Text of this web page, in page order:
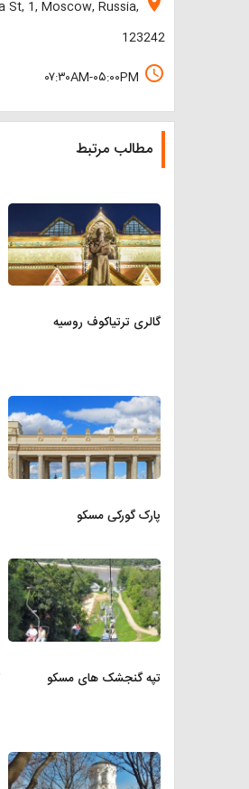
St, 1, Moscow, Russia,
123242
access_time ۰۷:۳۰AM-۰۵:۰۰PM
مطالب مرتبط
گالری ترتیاکوف روسیه
پارک گورکی مسکو
تپه گنجشک های مسکو